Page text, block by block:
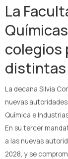
La
colegios
La decana Silvia
nuevas
Química e
En su tercer
a las nuevas
2028, y se